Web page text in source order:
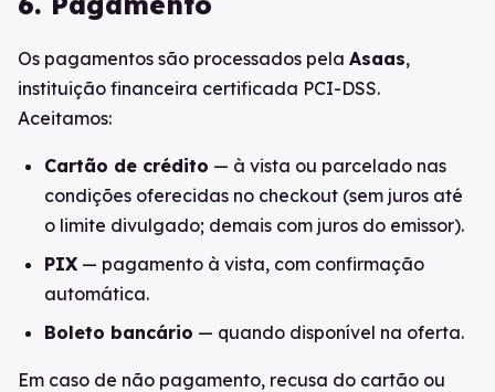
Os pagamentos são processados pela Asaas,
instituição financeira certificada PCI-DSS.
Aceitamos:
Cartão de crédito — à vista ou parcelado nas
condições oferecidas no checkout (sem juros até
o limite divulgado; demais com juros do emissor).
PIX — pagamento à vista, com confirmação
automática.
Boleto bancário — quando disponível na oferta.
Em caso de não pagamento, recusa do cartão ou